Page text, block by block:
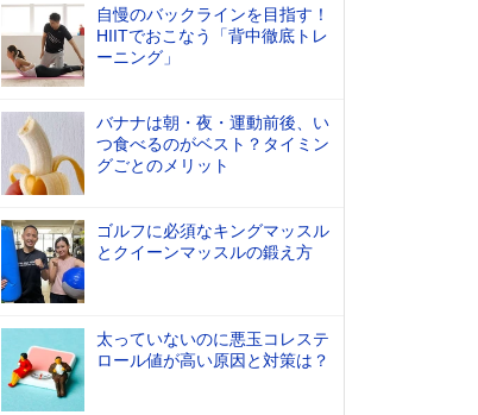
自慢のバックラインを目指す！
HIITでおこなう「背中徹底トレ
ーニング」
バナナは朝・夜・運動前後、い
つ食べるのがベスト？タイミン
グごとのメリット
ゴルフに必須なキングマッスル
とクイーンマッスルの鍛え方
太っていないのに悪玉コレステ
ロール値が高い原因と対策は？